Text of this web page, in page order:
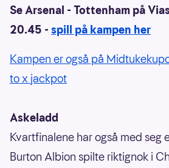
Se Arsenal - Tottenham på
20.45 - spill på kampen her
Kampen er også på
to x jackpot
Askeladd
Kvartfinalene har også med seg
Burton Albion spilte riktignok i